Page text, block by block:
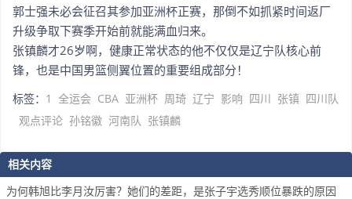
郭士强未必会征召其参加亚洲杯正赛，那倒不如抓紧时间返厂
升级争取下赛季开始前就能满血归来。
张镇麟才26岁啊，健康正常状态的他不仅仅是辽宁队核心前
锋，也是中国男篮侧翼位置的重要组成部分！
标签： 1 全运会 CBA 亚洲杯 周琦 辽宁 影响 四川 张镇 四川队
观点评论 孙铭徽 河南队 张镇麟
相关内容
为何韩旭比李月汝厉害？她们的差距，是张子宇选秀顺位暴跌的原因